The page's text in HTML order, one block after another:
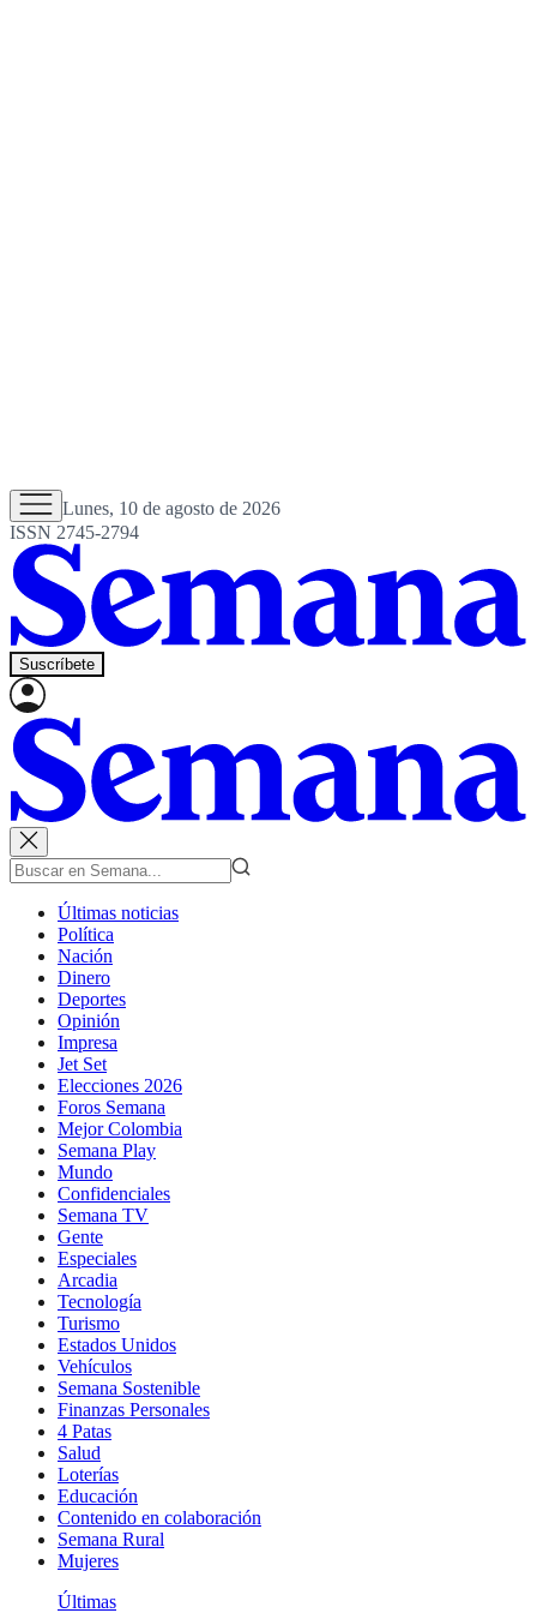
Lunes, 10 de agosto de 2026
ISSN 2745-2794
Suscríbete
Últimas noticias
Política
Nación
Dinero
Deportes
Opinión
Impresa
Jet Set
Elecciones 2026
Foros Semana
Mejor Colombia
Semana Play
Mundo
Confidenciales
Semana TV
Gente
Especiales
Arcadia
Tecnología
Turismo
Estados Unidos
Vehículos
Semana Sostenible
Finanzas Personales
4 Patas
Salud
Loterías
Educación
Contenido en colaboración
Semana Rural
Mujeres
Últimas